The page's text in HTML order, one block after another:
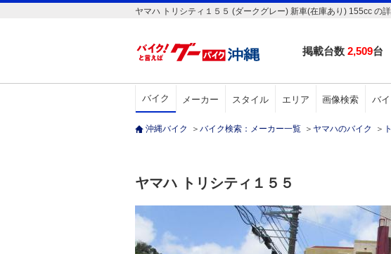
ヤマハ トリシティ１５５ (ダークグレー) 新車(在庫あり) 155cc の
掲載台数 2,509台
バイク メーカー スタイル エリア 画像検索 バ
沖縄バイク ＞ バイク検索：メーカー一覧 ＞ ヤマハのバイク ＞
ヤマハ トリシティ１５５